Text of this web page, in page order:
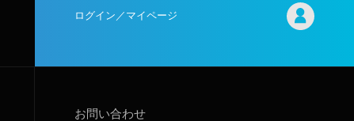
ログイン／マイページ
お問い合わせ